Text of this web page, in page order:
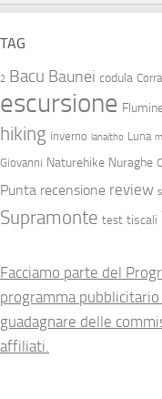
TAG
2 Bacu Baunei codula
escursione
hiking inverno lanaitho Luna
Giovanni Naturehike Nuraghe
Punta recensione review
Supramonte test tiscali
Facciamo parte del
programma
guadagnare delle
affiliati.